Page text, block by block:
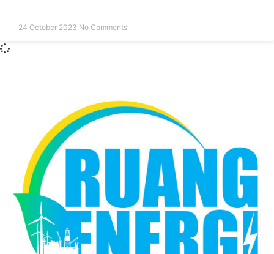
24 October 2023 No Comments